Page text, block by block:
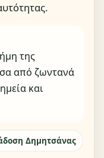
της
από ζωντανά
και
Δημητσάνας